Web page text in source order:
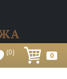
(0) 0